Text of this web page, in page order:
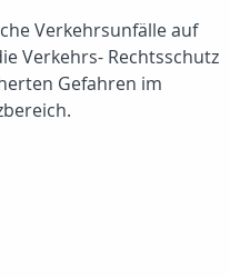
Verkehrsunfälle auf
Verkehrs- Rechtsschutz
Gefahren im